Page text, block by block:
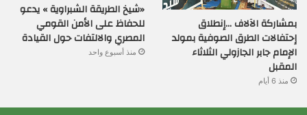
بمشاركة الآلاف …إنطلاق
إحتفالات الطرق الصوفية بمولد
الإمام جابر الجازولي الثلاثاء
المقبل
منذ 6 أيام
«شيخ الطريقة الشبراوية » يدعو
للحفاظ على الأمن القومي
المصري والالتفات حول القيادة
منذ أسبوع واحد